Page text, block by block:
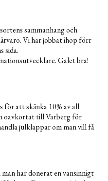
sammanhang och
Vi har jobbat ihop förr
sida.
Galet bra!
för att skänka 10% av all
oavkortat till Varberg för
julklappar om man vill få
har donerat en vansinnigt